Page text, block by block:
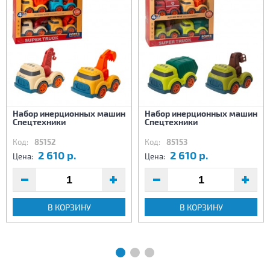
Набор инерционных машин
Спецтехники
Код: 85152
Цена: 2 610 р.
В КОРЗИНУ
Набор инерционных машин
Спецтехники
Код: 85153
Цена: 2 610 р.
В КОРЗИНУ